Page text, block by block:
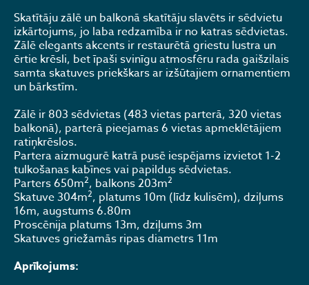
Skatītāju zālē un balkonā skatītāju slavēts ir sēdvietu
izkārtojums, jo laba redzamība ir no katras sēdvietas.
Zālē elegants akcents ir restaurētā griestu lustra un
ērtie krēsli, bet īpaši svinīgu atmosfēru rada gaišzilais
samta skatuves priekškars ar izšūtajiem ornamentiem
un bārkstīm.
Zālē ir 803 sēdvietas (483 vietas parterā, 320 vietas
balkonā), parterā pieejamas 6 vietas apmeklētājiem
ratiņkrēslos.
Partera aizmugurē katrā pusē iespējams izvietot 1-2
tulkošanas kabīnes vai papildus sēdvietas.
Parters 650m2, balkons 203m2
Skatuve 304m2, platums 10m (līdz kulisēm), dziļums
16m, augstums 6.80m
Proscēnija platums 13m, dziļums 3m
Skatuves griežamās ripas diametrs 11m
Aprīkojums: